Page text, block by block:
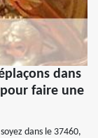
dans
faire une
dans le 37460,